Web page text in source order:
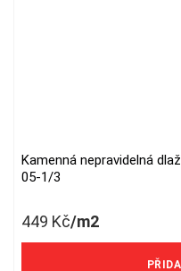
Kamenná nepravidelná
05-1/3
449 Kč/m2
371 Kč/m2 bez DPH